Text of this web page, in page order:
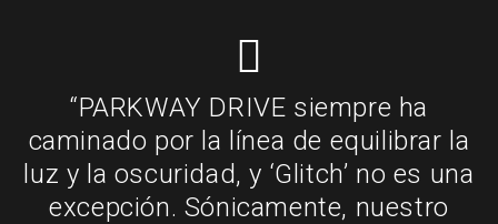
“PARKWAY DRIVE siempre ha
caminado por la línea de equilibrar la
luz y la oscuridad, y ‘Glitch’ no es una
excepción. Sónicamente, nuestro